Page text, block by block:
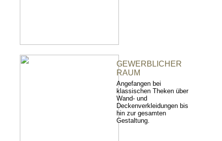
GEWERBLICHER
RAUM
Angefangen bei
klassischen Theken über
Wand- und
Deckenverkleidungen bis
hin zur gesamten
Gestaltung.